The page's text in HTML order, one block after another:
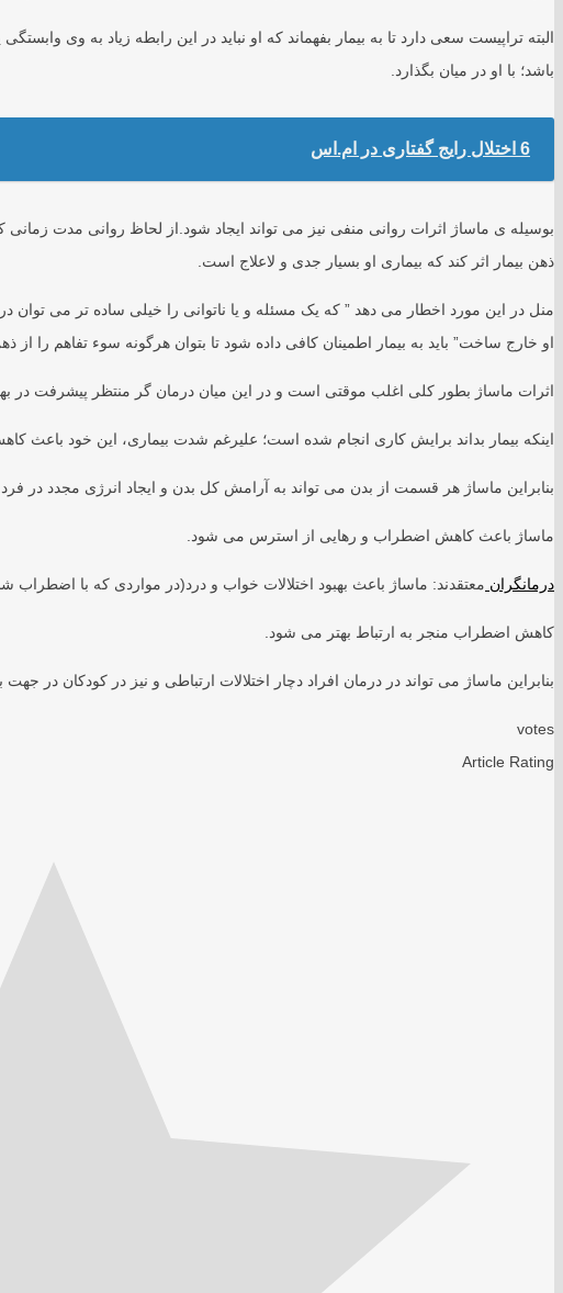
البته تراپیست سعی دارد تا به بیمار بفهماند که او نباید در این رابطه زیاد به وی
باشد؛ با او در میان بگذارد.
6 اختلال رایج گفتاری در ام.اس
بوسیله ی ماساژ اثرات روانی منفی نیز می تواند ایجاد شود.از لحاظ روانی مدت
ذهن بیمار اثر کند که بیماری او بسیار جدی و لاعلاج است.
منل در این مورد اخطار می دهد ” که یک مسئله و یا ناتوانی را خیلی ساده تر می توان
او خارج ساخت” باید به بیمار اطمینان کافی داده شود تا بتوان هرگونه سوء تفاهم را
اثرات ماساژ بطور کلی اغلب موقتی است و در این میان درمان گر منتظر پیشرفت در
اینکه بیمار بداند برایش کاری انجام شده است؛ علیرغم شدت بیماری، این خود
بنابراین ماساژ هر قسمت از بدن می تواند به آرامش کل بدن و ایجاد انرژی مجدد در
ماساژ باعث کاهش اضطراب و رهایی از استرس می شود.
درمانگران معتقدند: ماساژ باعث بهبود اختلالات خواب و درد(در مواردی که با
کاهش اضطراب منجر به ارتباط بهتر می شود.
بنابراین ماساژ می تواند در درمان افراد دچار اختلالات ارتباطی و نیز در کودکان در جهت
votes
Article Rating